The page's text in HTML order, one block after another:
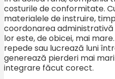
costurile de conformitate.
materialele de instruire,
coordonarea administrativă
lor este, de obicei, mai
repede sau lucrează luni
generează pierderi mai
integrare făcut corect.